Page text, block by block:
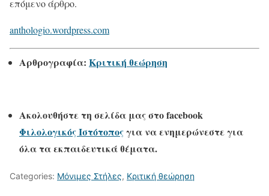
επόμενο άρθρο.
anthologio.wordpress.com
Αρθρογραφία: Κριτική θεώρηση
Ακολουθήστε τη σελίδα μας στοfacebook
Φιλολογικός Ιστότοποςγια να ενημερώνεστε για
όλα τα εκπαιδευτικά θέματα.
Categories: Μόνιμες Στήλες, Κριτική θεώρηση